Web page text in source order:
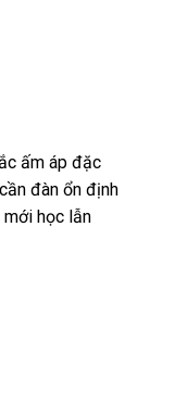
ấm áp đặc
đàn ổn định
học lẫn